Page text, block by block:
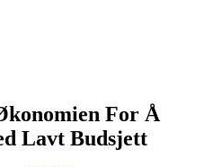
For Å
Lavt Budsjett